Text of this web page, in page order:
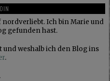
Ich bin Marie und
gefunden hast.
weshalb ich den Blog ins
.
.